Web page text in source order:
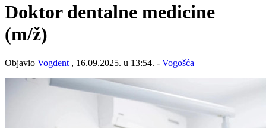
Doktor dentalne medicine
(m/ž)
Objavio Vogdent , 16.09.2025. u 13:54. - Vogošća